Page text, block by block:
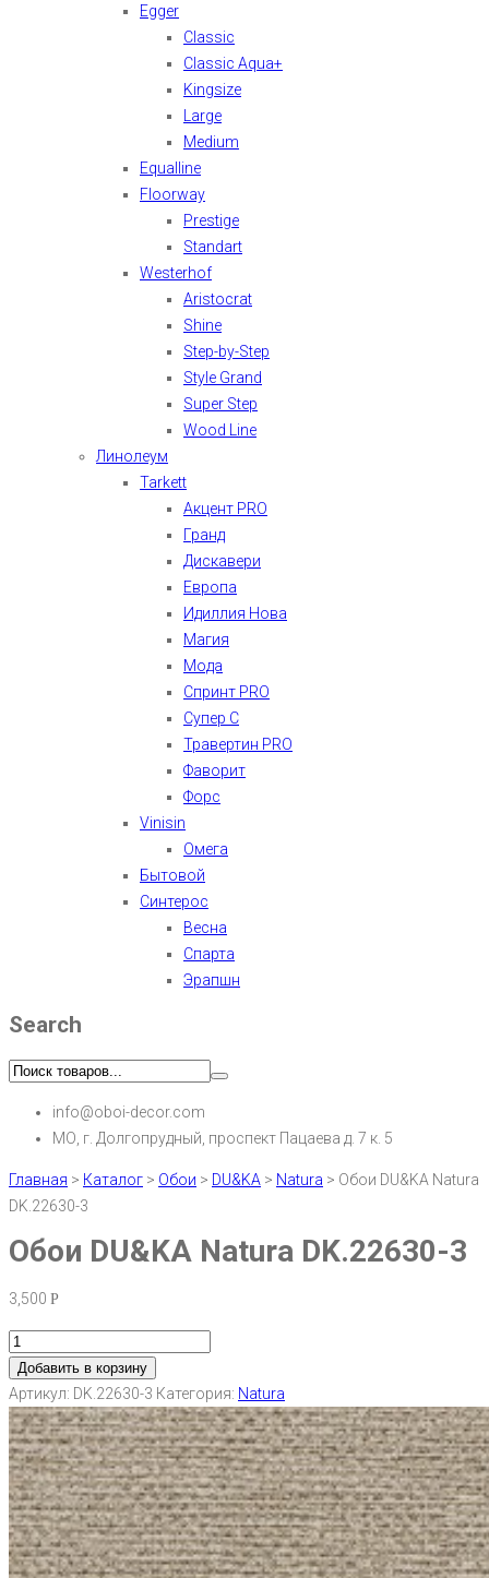
Egger
Classic
Classic Aqua+
Kingsize
Large
Medium
Equalline
Floorway
Prestige
Standart
Westerhof
Aristocrat
Shine
Step-by-Step
Style Grand
Super Step
Wood Line
Линолеум
Tarkett
Акцент PRO
Гранд
Дискавери
Европа
Идиллия Нова
Магия
Мода
Спринт PRO
Супер С
Травертин PRO
Фаворит
Форс
Vinisin
Омега
Бытовой
Синтерос
Весна
Спарта
Эрапшн
Search
info@oboi-decor.com
МО, г. Долгопрудный, проспект Пацаева д. 7 к. 5
Главная > Каталог > Обои > DU&KA > Natura > Обои DU&KA Natura
DK.22630-3
Обои DU&KA Natura DK.22630-3
3,500 Р
Добавить в корзину
Артикул: DK.22630-3 Категория: Natura